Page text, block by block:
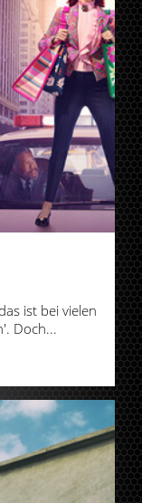
ist bei vielen
Doch...